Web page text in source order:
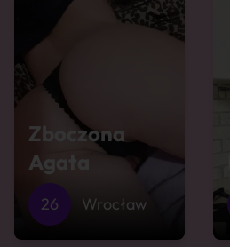
Zboczona
Agata
26 Wrocław